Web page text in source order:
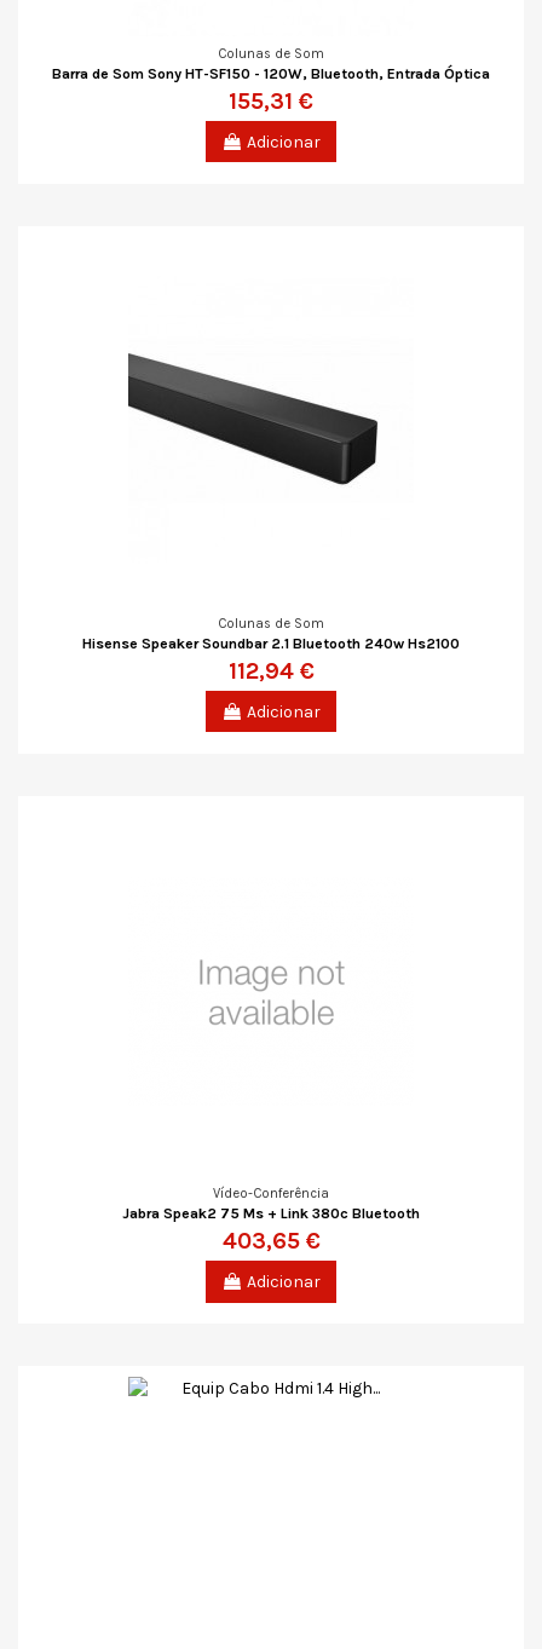
Colunas de Som
Barra de Som Sony HT-SF150 - 120W, Bluetooth, Entrada Óptica
155,31 €
Adicionar
Colunas de Som
Hisense Speaker Soundbar 2.1 Bluetooth 240w Hs2100
112,94 €
Adicionar
Vídeo-Conferência
Jabra Speak2 75 Ms + Link 380c Bluetooth
403,65 €
Adicionar